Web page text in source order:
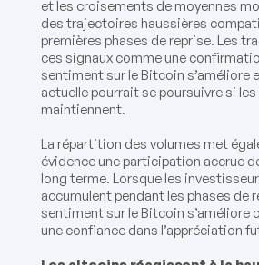
et les croisements de moyennes
des trajectoires haussières
premières phases de reprise. Les
ces signaux comme une
sentiment sur le Bitcoin s’améliore
actuelle pourrait se poursuivre si les
maintiennent.
La répartition des volumes met
évidence une participation accrue
long terme. Lorsque les
accumulent pendant les phases de
sentiment sur le Bitcoin s’améliore
une confiance dans l’appréciation